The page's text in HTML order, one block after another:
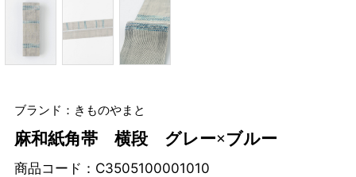
ブランド：きものやまと
麻和紙角帯 横段 グレー×ブルー
商品コード： C3505100001010